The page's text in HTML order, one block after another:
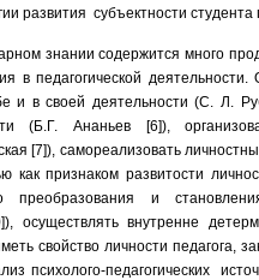
развития субъектности студента
знании содержится много
в педагогической
и в своей деятельности (С. Л.
(Б.Г. Ананьев [6]),
[7]), самореализовать
как признаком развитости
преобразования и
), осуществлять внутренне
свойство личности педагога,
психолого-педагогических